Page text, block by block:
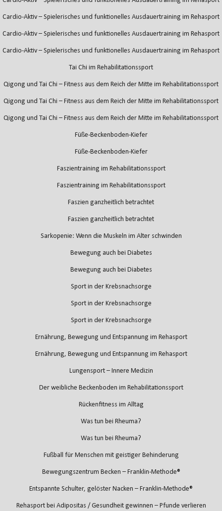
Cardio-Aktiv – Spielerisches und funktionelles Ausdauertraining im Rehasport
Cardio-Aktiv – Spielerisches und funktionelles Ausdauertraining im Rehasport
Cardio-Aktiv – Spielerisches und funktionelles Ausdauertraining im Rehasport
Tai Chi im Rehabilitationssport
Qigong und Tai Chi – Fitness aus dem Reich der Mitte im Rehabilitationssport
Qigong und Tai Chi – Fitness aus dem Reich der Mitte im Rehabilitationssport
Qigong und Tai Chi – Fitness aus dem Reich der Mitte im Rehabilitationssport
Füße-Beckenboden-Kiefer
Füße-Beckenboden-Kiefer
Faszientraining im Rehabilitationssport
Faszientraining im Rehabilitationssport
Faszien ganzheitlich betrachtet
Faszien ganzheitlich betrachtet
Sarkopenie: Wenn die Muskeln im Alter schwinden
Bewegung auch bei Diabetes
Bewegung auch bei Diabetes
Sport in der Krebsnachsorge
Sport in der Krebsnachsorge
Sport in der Krebsnachsorge
Ernährung, Bewegung und Entspannung im Rehasport
Ernährung, Bewegung und Entspannung im Rehasport
Lungensport – Innere Medizin
Der weibliche Beckenboden im Rehabilitationssport
Rückenfitness im Alltag
Was tun bei Rheuma?
Was tun bei Rheuma?
Fußball für Menschen mit geistiger Behinderung
Bewegungszentrum Becken – Franklin-Methode®
Entspannte Schulter, gelöster Nacken – Franklin-Methode®
Rehasport bei Adipositas / Gesundheit gewinnen – Pfunde verlieren